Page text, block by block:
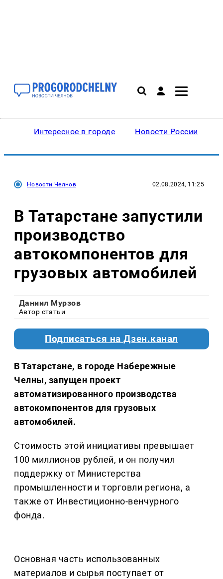
Интересное в городе Новости России
Новости Челнов 02.08.2024, 11:25
В Татарстане запустили
производство
автокомпонентов для
грузовых автомобилей
Даниил Мурзов
Автор статьи
Подписаться на Дзен.канал
В Татарстане, в городе Набережные
Челны, запущен проект
автоматизированного производства
автокомпонентов для грузовых
автомобилей.
Стоимость этой инициативы превышает
100 миллионов рублей, и он получил
поддержку от Министерства
промышленности и торговли региона, а
также от Инвестиционно-венчурного
фонда.
Основная часть использованных
материалов и сырья поступает от